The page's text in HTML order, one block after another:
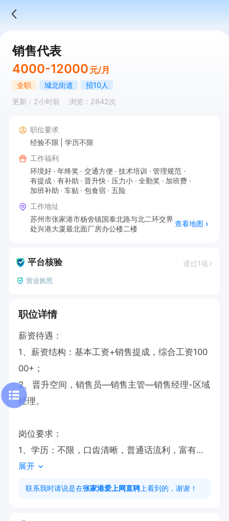
销售代表
4000-12000 元/月
全职 城北街道
招10人
更新：2小时前
浏览：2842次
职位要求
经验不限
学历不限
工作福利
环境好
年终奖 交通方便 技术培训
管理规范
有提成
有补助 晋升快 压力小 全勤奖
加班费
加班补助
车贴 包食宿
五险
工作地址
苏州市张家港市杨舍镇国泰北路与北二环交界
处兴港大厦最北面厂房办公楼二楼
查看地图
平台核验 通过1项
营业执照
职位详情
薪资待遇：
1、薪资结构：基本工资+销售提成，综合工资100
00+；
2、晋升空间，销售员—销售主管—销售经理-区域
经理。
岗位要求：
1、学历：不限，口齿清晰，普通话流利，富有感
染力与亲和力，对销售工作有较高的热情；
2、能力：有良好的销售能力，有较强的服务意
展开
联系我时请说是在张家港爱上网直聘 上看到的，谢谢！